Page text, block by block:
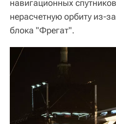
навигационных
нерасчетную орбиту из-
блока "Фрегат".